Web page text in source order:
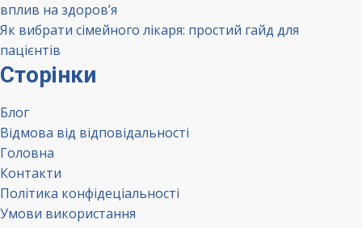
вплив на здоров’я
Як вибрати сімейного лікаря: простий гайд для
пацієнтів
Сторінки
Блог
Відмова від відповідальності
Головна
Контакти
Політика конфідеціальності
Умови використання